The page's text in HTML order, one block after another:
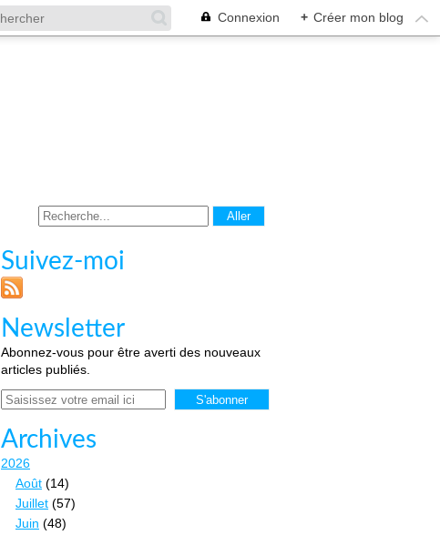
Connexion + Créer mon blog
Suivez-moi
Newsletter
Abonnez-vous pour être averti des nouveaux
articles publiés.
Email
Archives
2026
Août (14)
Juillet (57)
Juin (48)